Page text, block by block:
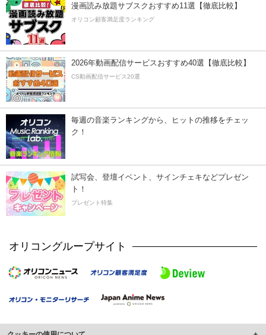
漫画読み放題サブスクおすすめ11選【徹底比較】
オリコン顧客満足度ランキング
2026年動画配信サービスおすすめ40選【徹底比較】
CS動画配信サービス20選
毎週の音楽ランキングから、ヒットの推移をチェッ
ク！
試写会、登壇イベント、サインチェキなどプレゼン
ト！
プレゼント特集
オリコングループサイト